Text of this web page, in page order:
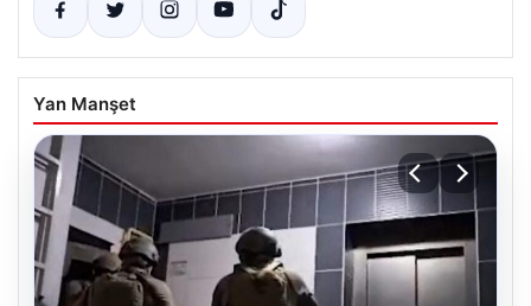
Yan Manşet